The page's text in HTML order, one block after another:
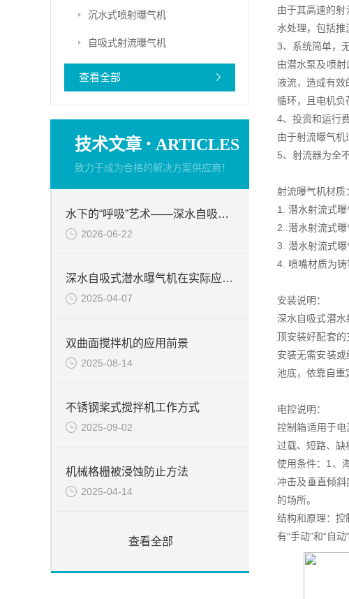
沉水式喷射曝气机
自吸式射流曝气机
查看全部
技术文章 · ARTICLES
致力于成为合格的解决方案供应商！
水下的“呼吸”艺术——深水自吸式潜水曝气机的技术原理与核心优势
2026-06-22
深水自吸式潜水曝气机在实际应用场景中的性能优势
2025-04-07
双曲面搅拌机的应用前景
2025-08-14
不锈钢桨式搅拌机工作方式
2025-09-02
机械格栅被浸蚀防止方法
2025-04-14
查看全部
由于其高速的
水处理，包括推
3、系统简单，
由潜水泵及喷
液流，造成有效
循环，且电机负
4、投资和运行
由于射流曝气机
5、射流器为全
射流曝气机材质：
1. 潜水射流式曝
2..潜水射流式曝
3. 潜水射流式曝
4. 喷嘴材质为铸
安装说明：
深水自吸式潜
顶安装好配套
安装无需安装
池底，依靠自重
电控说明：
控制箱适用于
过载、短路、缺
使用条件：1、
冲击及垂直倾
的场所。
结构和原理：控
有“手动"和“自